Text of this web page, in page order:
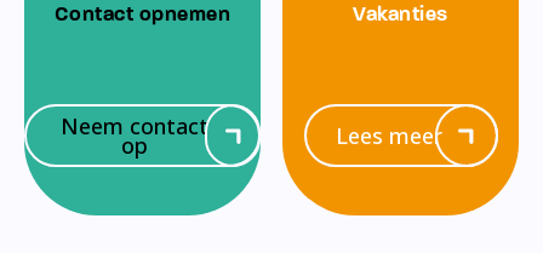
Contact opnemen
Neem contact
op
Vakanties
Lees meer